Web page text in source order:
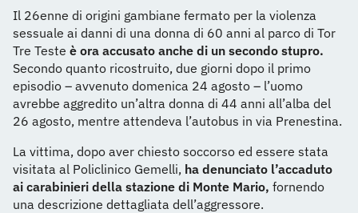
Il 26enne di origini gambiane fermato per la violenza
sessuale ai danni di una donna di 60 anni al parco di Tor
Tre Teste è ora accusato anche di un secondo stupro.
Secondo quanto ricostruito, due giorni dopo il primo
episodio – avvenuto domenica 24 agosto – l’uomo
avrebbe aggredito un’altra donna di 44 anni all’alba del
26 agosto, mentre attendeva l’autobus in via Prenestina.
La vittima, dopo aver chiesto soccorso ed essere stata
visitata al Policlinico Gemelli, ha denunciato l’accaduto
ai carabinieri della stazione di Monte Mario, fornendo
una descrizione dettagliata dell’aggressore.